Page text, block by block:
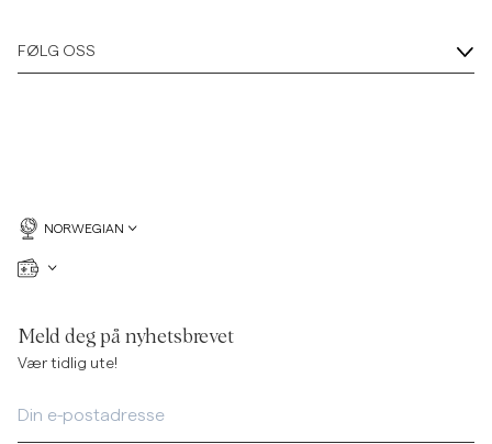
FØLG OSS
NORWEGIAN
Meld deg på nyhetsbrevet
Vær tidlig ute!